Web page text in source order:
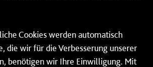
AG
Cookies werden automatisch
die wir für die Verbesserung unserer
benötigen wir Ihre Einwilligung. Mit